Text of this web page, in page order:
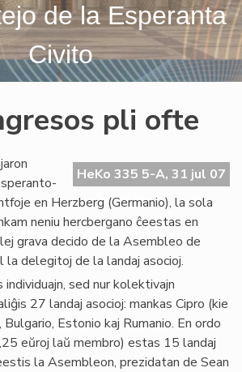
de la Esperanta
Civito
pli ofte
HeKo 335 5-A, 31 jul 07
en Herzberg (Germanio), la sola
neniu hercbergano ĉeestas en
grava decido de la Asembleo de
la delegitoj de la landaj asocioj.
sed nur kolektivajn
27 landaj asocioj: mankas Cipro (kie
Estonio kaj Rumanio. En ordo
eŭroj laŭ membro) estas 15 landaj
la Asembleon, prezidatan de Sean